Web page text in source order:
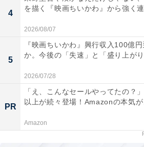
ついに「五輪カーディガン」が完成
【東京五輪】海外のネット上で話
ビニグルメにハマる海外記者が続出
卓球混合ダブルス金メダル獲得！
の「表ソフトラバー」って一体何
・
よーく見ると確かに…歴史に残る
京五輪の期間中は台風ラッシュの
4
を描く『映画ちいかわ』から強く連
2026/08/07
5
『映画ちいかわ』興行収入100億
か。今後の「失速」と「盛り上がり
2026/07/28
PR
「え、こんなセールやってたの？
以上が続々登場！Amazonの本気が
Amazon